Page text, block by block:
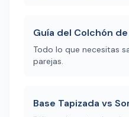
Guía del Colchón
Todo lo que necesitas
parejas.
Base Tapizada vs